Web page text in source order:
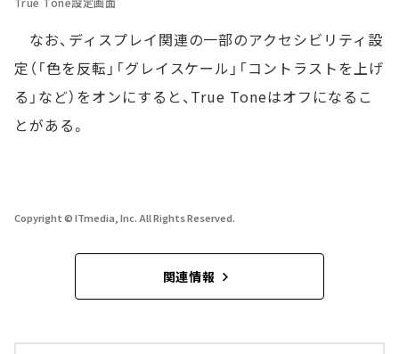
なお、ディスプレイ関連の一部のアクセシビリティ設
定（「色を反転」「グレイスケール」「コントラストを上げ
る」など）をオンにすると、True Toneはオフになるこ
とがある。
Copyright © ITmedia, Inc. All Rights Reserved.
関連情報